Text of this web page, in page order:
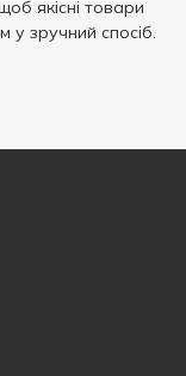
якісні товари
у зручний спосіб.